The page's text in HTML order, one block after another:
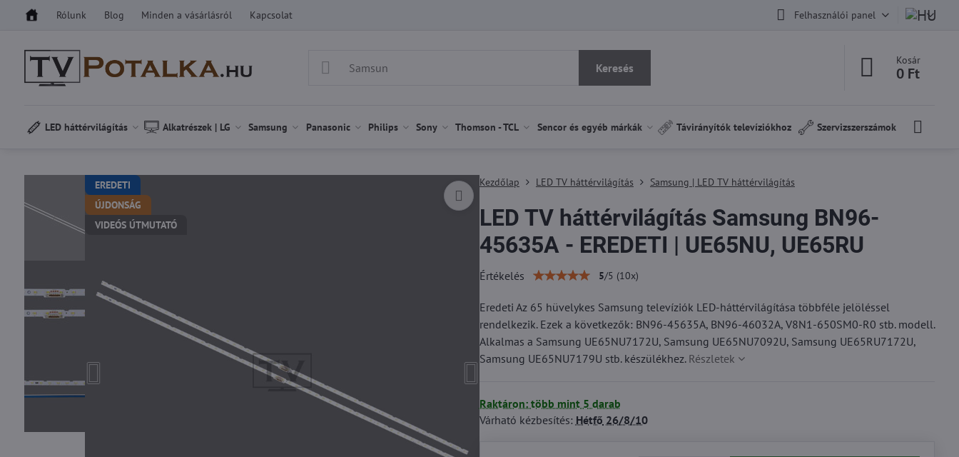
Rólunk Blog Minden a vásárlásról Kapcsolat Felhasználói panel
Keresés
Kosár
0 Ft
LED háttérvilágítás Alkatrészek | LG Samsung Panasonic Philips Sony Thomson - TCL Sencor és egyéb márkák Távirányítók televíziókhoz Szervizszerszámok
EREDETI
ÚJDONSÁG
VIDEÓS ÚTMUTATÓ
Kezdőlap LED TV háttérvilágítás Samsung | LED TV háttérvilágítás
LED TV háttérvilágítás Samsung BN96-
45635A - EREDETI | UE65NU, UE65RU
Értékelés 5/5 (10x)
Eredeti Az 65 hüvelykes Samsung televíziók LED-háttérvilágítása többféle jelöléssel
rendelkezik. Ezek a következők: BN96-45635A, BN96-46032A, V8N1-650SM0-R0 stb. modell.
Alkalmas a Samsung UE65NU7172U, Samsung UE65NU7092U, Samsung UE65RU7172U,
Samsung UE65NU7179U stb. készülékhez. Részletek
Raktáron: több mint 5 darab
Várható kézbesítés: Hétfő 26/8/10